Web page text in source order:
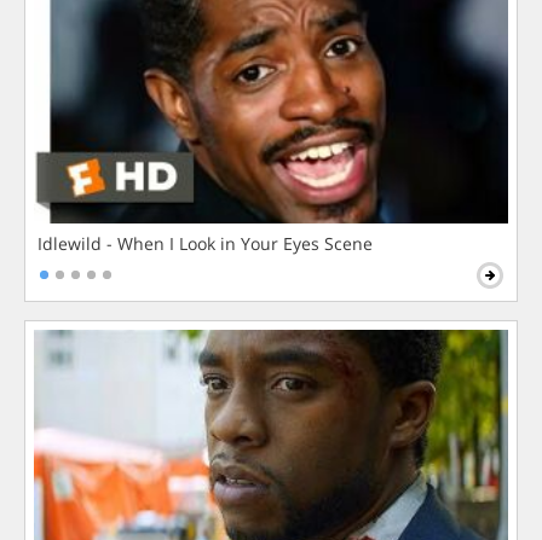
Idlewild - When I Look in Your Eyes Scene